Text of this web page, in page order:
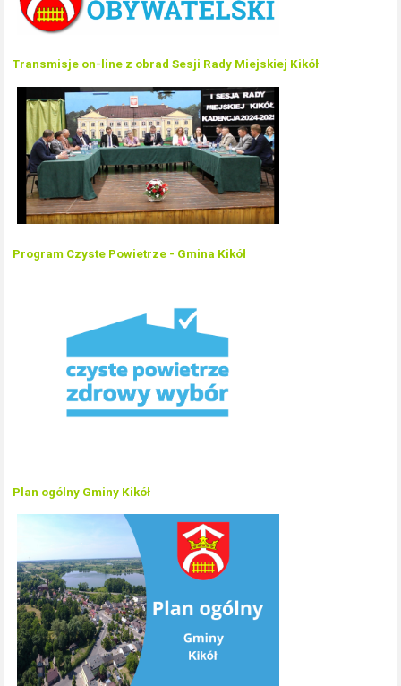
Transmisje on-line z obrad Sesji Rady Miejskiej Kikół
Program Czyste Powietrze - Gmina Kikół
Plan ogólny Gminy Kikół